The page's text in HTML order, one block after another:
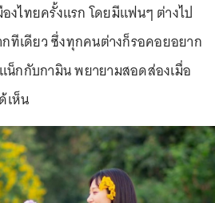
งไทยครั้งแรก โดยมีแฟนๆ ต่างไป
ทีเดียว ซึ่งทุกคนต่างก็รอคอยอยาก
น็กกับกามิน พยายามสอดส่องเมื่อ
เห็น